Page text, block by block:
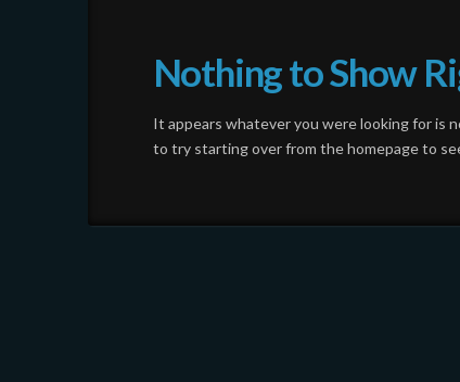
Nothing to Show
It appears whatever you were looking for is
to try starting over from the homepage to